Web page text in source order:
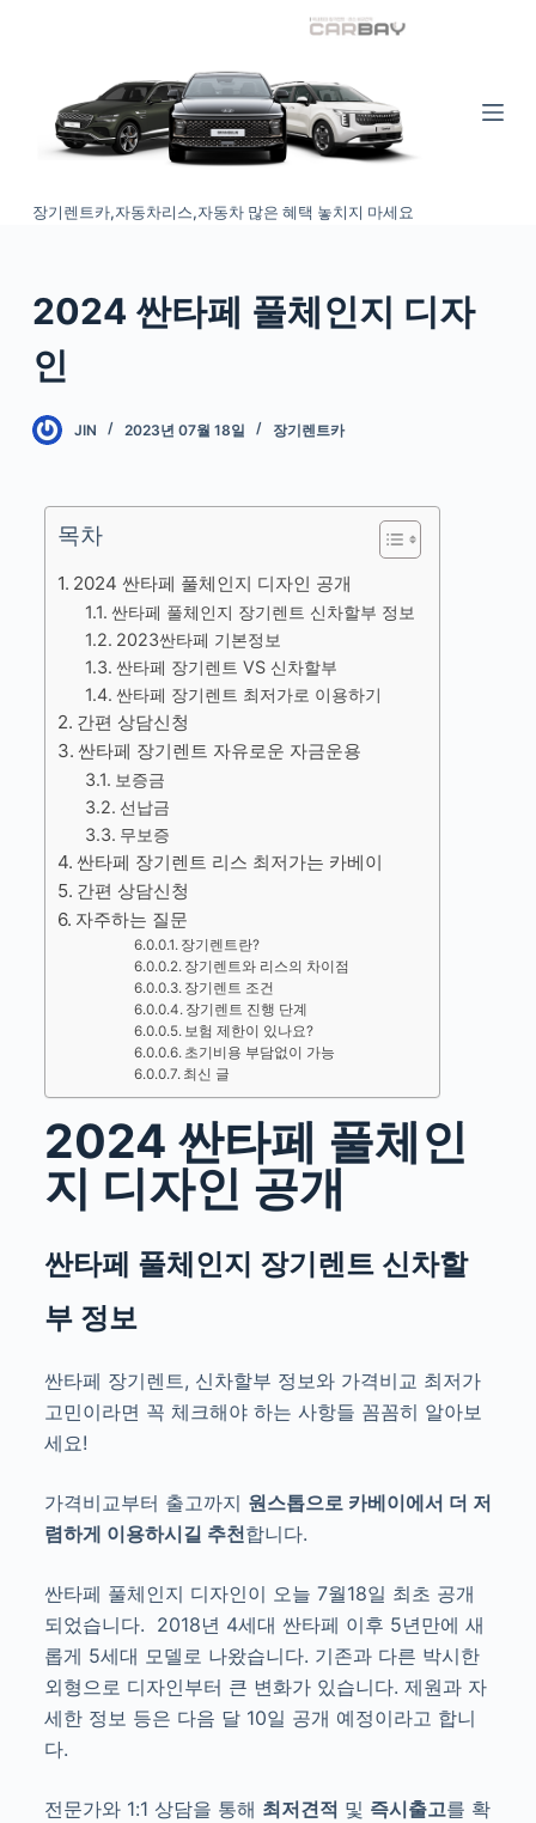
c장기렌트카,자동차리스,자동차 많은 혜택 놓치지 마세요
2024 싼타페 풀체인지 디자
인
JIN 2023년 07월 18일 장기렌트카
목차
2024 싼타페 풀체인지 디자인 공개
싼타페 풀체인지 장기렌트 신차할부 정보
2023싼타페 기본정보
싼타페 장기렌트 VS 신차할부
싼타페 장기렌트 최저가로 이용하기
간편 상담신청
싼타페 장기렌트 자유로운 자금운용
보증금
선납금
무보증
싼타페 장기렌트 리스 최저가는 카베이
간편 상담신청
자주하는 질문
장기렌트란?
장기렌트와 리스의 차이점
장기렌트 조건
장기렌트 진행 단계
보험 제한이 있나요?
초기비용 부담없이 가능
최신 글
2024 싼타페 풀체인
지 디자인 공개
싼타페 풀체인지 장기렌트 신차할
부 정보
싼타페 장기렌트, 신차할부 정보와 가격비교 최저가
고민이라면 꼭 체크해야 하는 사항들 꼼꼼히 알아보
세요!
가격비교부터 출고까지 원스톱으로 카베이에서 더 저
렴하게 이용하시길 추천합니다.
싼타페 풀체인지 디자인이 오늘 7월18일 최초 공개
되었습니다. 2018년 4세대 싼타페 이후 5년만에 새
롭게 5세대 모델로 나왔습니다. 기존과 다른 박시한
외형으로 디자인부터 큰 변화가 있습니다. 제원과 자
세한 정보 등은 다음 달 10일 공개 예정이라고 합니
다.
전문가와 1:1 상담을 통해 최저견적 및 즉시출고를 확